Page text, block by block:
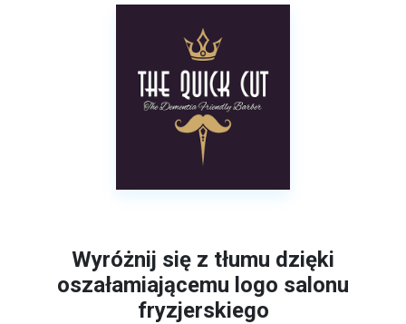
Wyróżnij się z tłumu dzięki
oszałamiającemu logo salonu
fryzjerskiego